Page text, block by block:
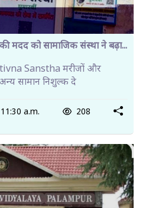
मदद को सामाजिक संस्था ने बढ़ा...
Sanstha मरीजों और
अन्य सामान निशुल्क दे
a.m. 208